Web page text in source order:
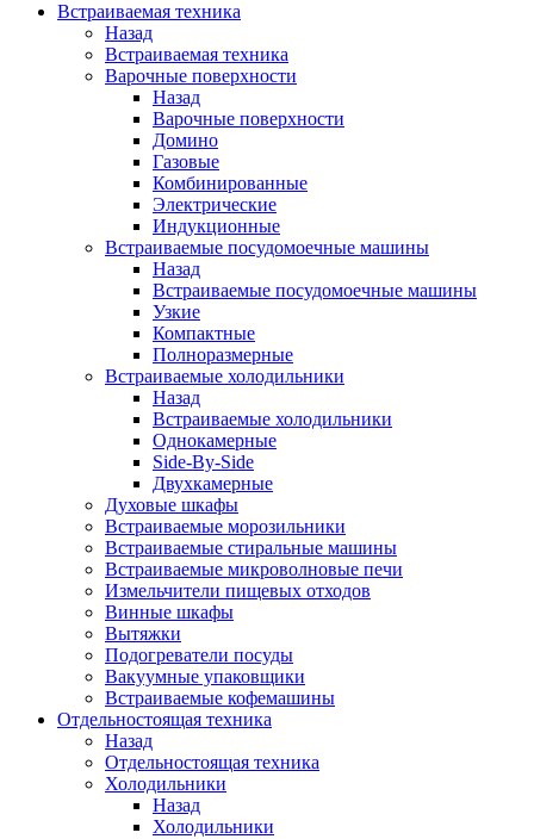
Встраиваемая техника
Назад
Встраиваемая техника
Варочные поверхности
Назад
Варочные поверхности
Домино
Газовые
Комбинированные
Электрические
Индукционные
Встраиваемые посудомоечные машины
Назад
Встраиваемые посудомоечные машины
Узкие
Компактные
Полноразмерные
Встраиваемые холодильники
Назад
Встраиваемые холодильники
Однокамерные
Side-By-Side
Двухкамерные
Духовые шкафы
Встраиваемые морозильники
Встраиваемые стиральные машины
Встраиваемые микроволновые печи
Измельчители пищевых отходов
Винные шкафы
Вытяжки
Подогреватели посуды
Вакуумные упаковщики
Встраиваемые кофемашины
Отдельностоящая техника
Назад
Отдельностоящая техника
Холодильники
Назад
Холодильники